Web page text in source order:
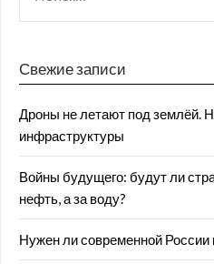
Свежие записи
Дроны не летают под землёй.
инфраструктуры
Войны будущего: будут ли
нефть, а за воду?
Нужен ли современной России